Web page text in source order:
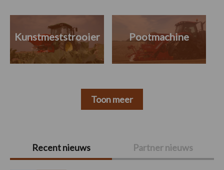
Primaire
Sidebar
Recent nieuws Partner nieuws
Kunstmeststrooier Pootmachine
Toon meer